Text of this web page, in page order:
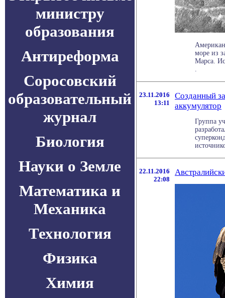
министру
образования
Антиреформа
Соросовский
образовательный
журнал
Биология
Науки о Земле
Математика и
Механика
Технология
Физика
Химия
море из
Марса.
.
23.11.2016
13:11
Созданный
аккумулятор
Группа
22.11.2016
22:08